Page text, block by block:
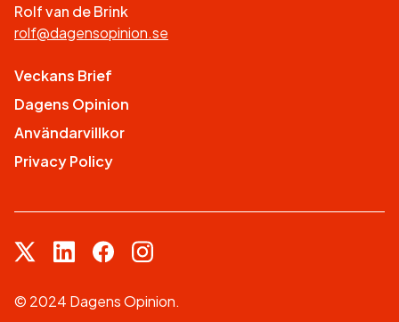
Rolf van de Brink
rolf@dagensopinion.se
Veckans Brief
Dagens Opinion
Användarvillkor
Privacy Policy
© 2024 Dagens Opinion.